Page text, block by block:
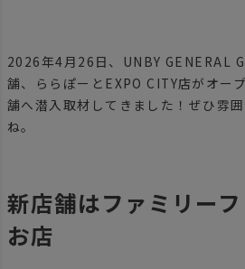
2026年4月26日、UNBY GENERAL
舗、ららぽーとEXPO CITY店がオー
舗へ潜入取材してきました！ぜひ雰
ね。
新店舗はファミリー
お店